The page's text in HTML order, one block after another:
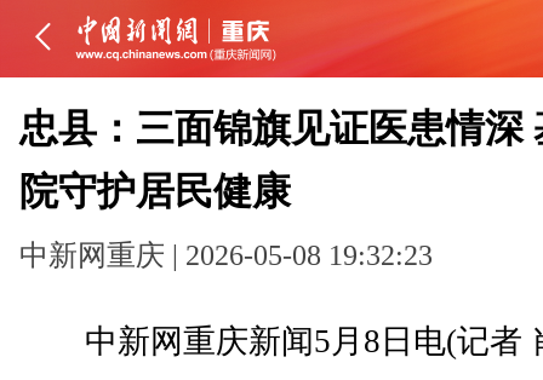
忠县：三面锦旗见证医患情深
院守护居民健康
中新网重庆 | 2026-05-08 19:32:23
中新网重庆新闻5月8日电(记者